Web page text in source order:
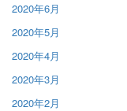
2020年6月
2020年5月
2020年4月
2020年3月
2020年2月